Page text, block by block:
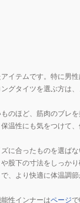
イテムです。特に男
グタイツを選ぶ方は
のほど、筋肉のブレ
温性にも気をつけて
合ったものを選ば
股下の寸法をしっかり
、より快適に体温調
性インナーはページ